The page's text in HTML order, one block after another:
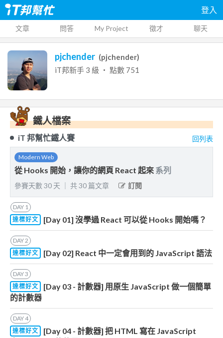
登入
文章 問答 My Project 徵才 聊天
pjchender (pjchender)
iT邦新手 3 級 ‧ 點數 751
鐵人檔案
iT 邦幫忙鐵人賽 回列表
Modern Web
從 Hooks 開始，讓你的網頁 React 起來 系列
參賽天數30 天 共30 篇文章 訂閱
DAY 1
達標好文
[Day 01] 沒學過 React 可以從 Hooks 開始嗎？
DAY2
達標好文
[Day 02] React 中一定會用到的 JavaScript 語法
DAY3
達標好文
[Day 03 - 計數器] 用原生 JavaScript 做一個簡單
的計數器
DAY4
達標好文
[Day 04 - 計數器] 把 HTML 寫在 JavaScript